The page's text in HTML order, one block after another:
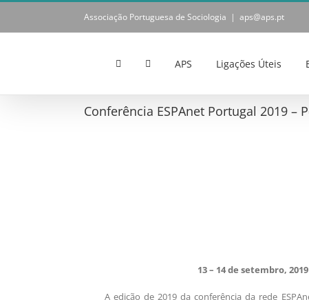
Skip
content
Associação Portuguesa de Sociologia | aps@aps.pt
APS Ligações Úteis
Conferência ESPAnet Portugal 2019
13 – 14 de setembro,
A edição de 2019 da conferência da rede